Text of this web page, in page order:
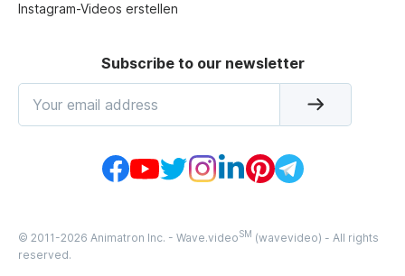
Instagram-Videos erstellen
Subscribe to our newsletter
© 2011-2026 Animatron Inc. - Wave.videoSM (wavevideo) - All rights
reserved.